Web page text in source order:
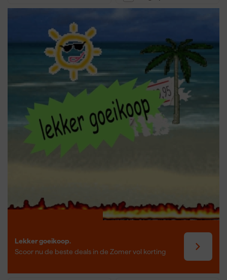
Lekker goeikoop.
Scoor nu de beste deals in de Zomer vol korting